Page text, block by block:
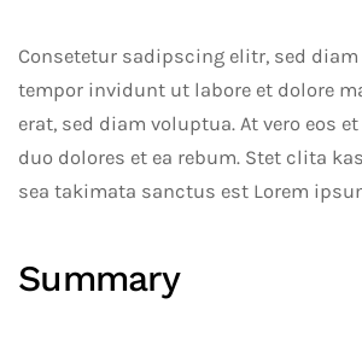
Consetetur sadipscing elitr, sed
tempor invidunt ut labore et dolore
erat, sed diam voluptua. At vero eos
duo dolores et ea rebum. Stet clita
sea takimata sanctus est Lorem
Summary